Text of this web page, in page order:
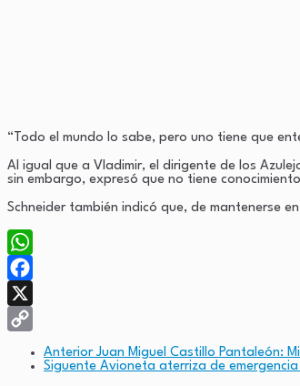
“Todo el mundo lo sabe, pero uno tiene que
Al igual que a Vladimir, el dirigente de los
sin embargo, expresó que no tiene
Schneider también indicó que, de mantenerse
WhatsApp
Facebook
X
Anterior Juan Miguel Castillo Pantaleón:
Siguente Avioneta aterriza de